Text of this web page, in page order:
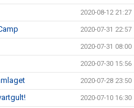
2020-08-12 21:27
2020-07-31 22:57
2020-07-31 08:00
2020-07-30 15:56
2020-07-28 23:50
2020-07-10 16:30